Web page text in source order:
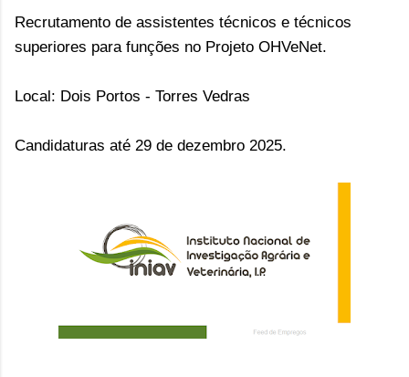
Recrutamento de assistentes técnicos e técnicos
superiores para funções no Projeto OHVeNet.
Local: Dois Portos - Torres Vedras
Candidaturas até 29 de dezembro 2025.